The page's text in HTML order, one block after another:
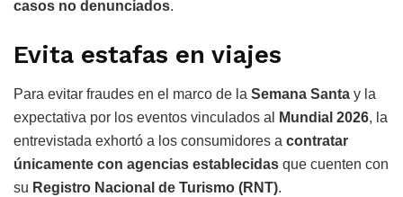
casos no denunciados.
Evita estafas en viajes
Para evitar fraudes en el marco de la Semana Santa y la
expectativa por los eventos vinculados al
Mundial 2026, la
entrevistada exhortó a los consumidores a contratar
únicamente con agencias establecidas que cuenten con
su Registro Nacional de Turismo (RNT).